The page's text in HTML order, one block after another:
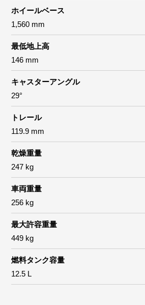
ホイールベース
1,560 mm
最低地上高
146 mm
キャスターアングル
29°
トレール
119.9 mm
乾燥重量
247 kg
車両重量
256 kg
最大許容重量
449 kg
燃料タンク容量
12.5 L